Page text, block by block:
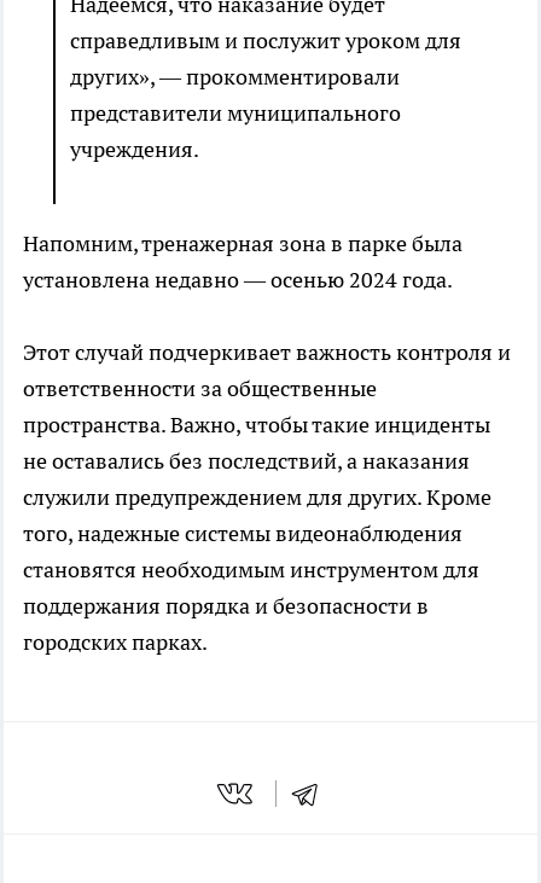
справедливым и послужит уроком для
других», — прокомментировали
представители муниципального
учреждения.
Напомним, тренажерная зона в парке была
установлена недавно — осенью 2024 года.
Этот случай подчеркивает важность контроля и
ответственности за общественные
пространства. Важно, чтобы такие инциденты
не оставались без последствий, а наказания
служили предупреждением для других. Кроме
того, надежные системы видеонаблюдения
становятся необходимым инструментом для
поддержания порядка и безопасности в
городских парках.